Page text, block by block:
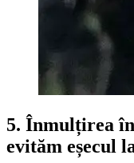
5. Înmulțirea
evităm eșecul